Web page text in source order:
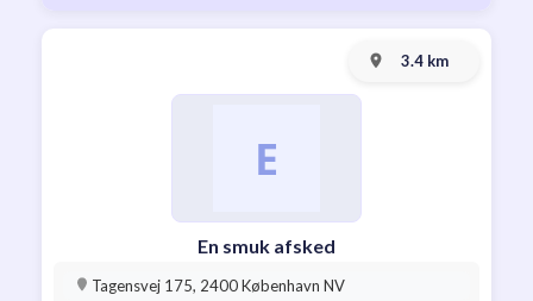
3.4 km
En smuk afsked
Tagensvej 175, 2400 København NV